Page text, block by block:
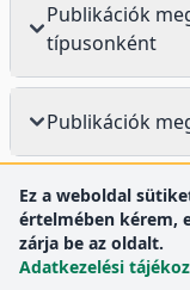
Publikációk
típusonként
Publikációk
Ez a weboldal
értelmében kérem,
zárja be az oldalt.
Adatkezelési